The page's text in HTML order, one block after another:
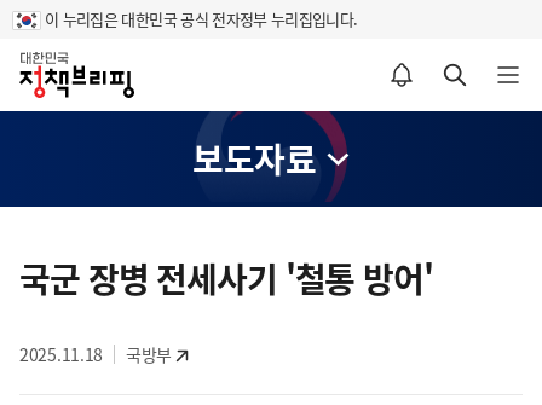
이 누리집은 대한민국 공식 전자정부 누리집입니다.
홈
알림설정 바로가기 검색 바로가기 메뉴 열기
보도자료
텐
츠
역
국군 장병 전세사기 '철통 방어'
2025.11.18 국방부